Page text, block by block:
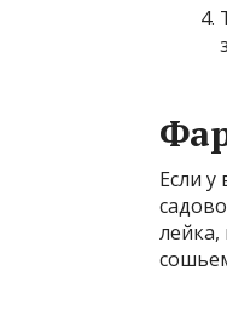
Если